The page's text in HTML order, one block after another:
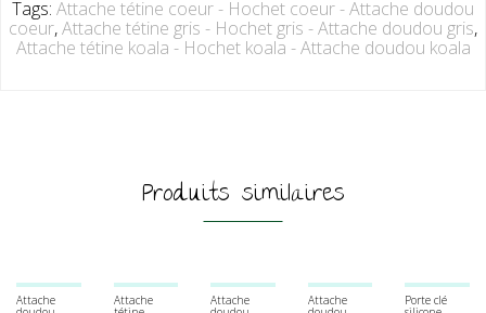
Tags: Attache tétine coeur - Hochet coeur - Attache doudou
coeur,Attache tétine gris - Hochet gris - Attache doudou gris,
Attache tétine koala - Hochet koala - Attache doudou koala
Produits similaires
Attache Attache Attache Attache Porte clé